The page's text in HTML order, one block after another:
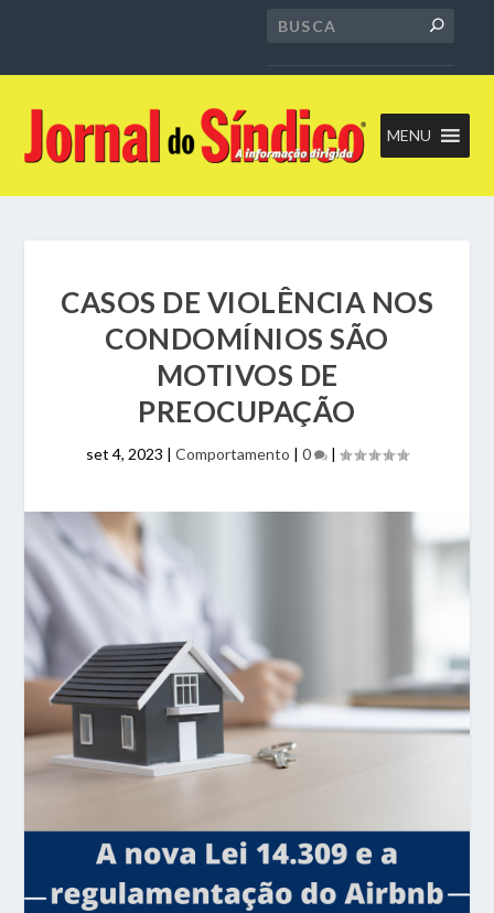
MENU
CASOS DE VIOLÊNCIA NOS
CONDOMÍNIOS SÃO
MOTIVOS DE
PREOCUPAÇÃO
set 4, 2023 | Comportamento | 0 |